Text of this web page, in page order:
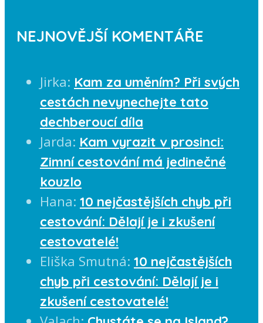
NEJNOVĚJŠÍ KOMENTÁŘE
Jirka: Kam za uměním? Při svých
cestách nevynechejte tato
dechberoucí díla
Jarda: Kam vyrazit v prosinci:
Zimní cestování má jedinečné
kouzlo
Hana: 10 nejčastějších chyb při
cestování: Dělají je i zkušení
cestovatelé!
Eliška Smutná: 10 nejčastějších
chyb při cestování: Dělají je i
zkušení cestovatelé!